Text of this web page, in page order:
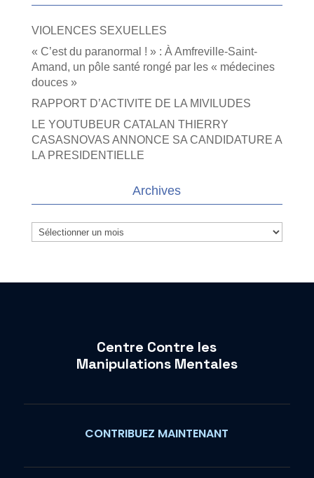
VIOLENCES SEXUELLES
« C’est du paranormal ! » : À Amfreville-Saint-
Amand, un pôle santé rongé par les « médecines
douces »
RAPPORT D’ACTIVITE DE LA MIVILUDES
LE YOUTUBEUR CATALAN THIERRY
CASASNOVAS ANNONCE SA CANDIDATURE A
LA PRESIDENTIELLE
Archives
Archives
Centre Contre les
Manipulations Mentales
CONTRIBUEZ MAINTENANT